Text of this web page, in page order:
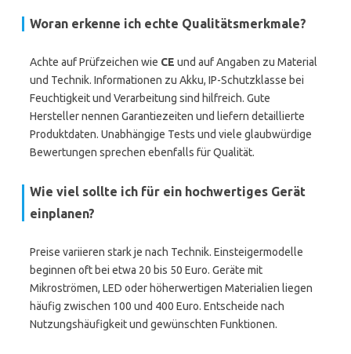
Woran erkenne ich echte Qualitätsmerkmale?
Achte auf Prüfzeichen wie CE und auf Angaben zu Material
und Technik. Informationen zu Akku, IP-Schutzklasse bei
Feuchtigkeit und Verarbeitung sind hilfreich. Gute
Hersteller nennen Garantiezeiten und liefern detaillierte
Produktdaten. Unabhängige Tests und viele glaubwürdige
Bewertungen sprechen ebenfalls für Qualität.
Wie viel sollte ich für ein hochwertiges Gerät
einplanen?
Preise variieren stark je nach Technik. Einsteigermodelle
beginnen oft bei etwa 20 bis 50 Euro. Geräte mit
Mikroströmen, LED oder höherwertigen Materialien liegen
häufig zwischen 100 und 400 Euro. Entscheide nach
Nutzungshäufigkeit und gewünschten Funktionen.